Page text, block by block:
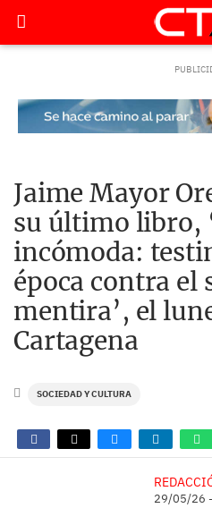
Jaime Mayor
su último libro,
incómoda:
época contra el
mentira’, el
Cartagena
SOCIEDAD Y CULTURA
29/05/26